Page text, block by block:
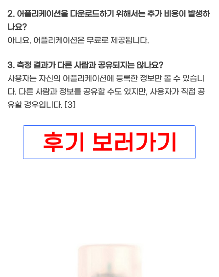
2. 어플리케이션을 다운로드하기 위해서는 추가 비용이 발생하
나요?
아니요, 어플리케이션은 무료로 제공됩니다.
3. 측정 결과가 다른 사람과 공유되지는 않나요?
사용자는 자신의 어플리케이션에 등록한 정보만 볼 수 있습니
다. 다른 사람과 정보를 공유할 수도 있지만, 사용자가 직접 공
유할 경우입니다. [3]